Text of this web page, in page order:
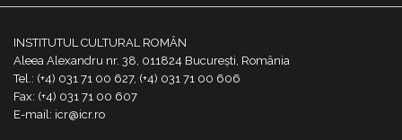
INSTITUTUL CULTURAL ROMÂN
Aleea Alexandru nr. 38, 011824 București, România
Tel.: (+4) 031 71 00 627, (+4) 031 71 00 606
Fax: (+4) 031 71 00 607
E-mail: icr@icr.ro